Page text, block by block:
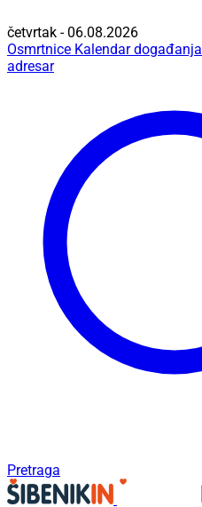
četvrtak - 06.08.2026
Osmrtnice Kalendar događanja
adresar
Pretraga